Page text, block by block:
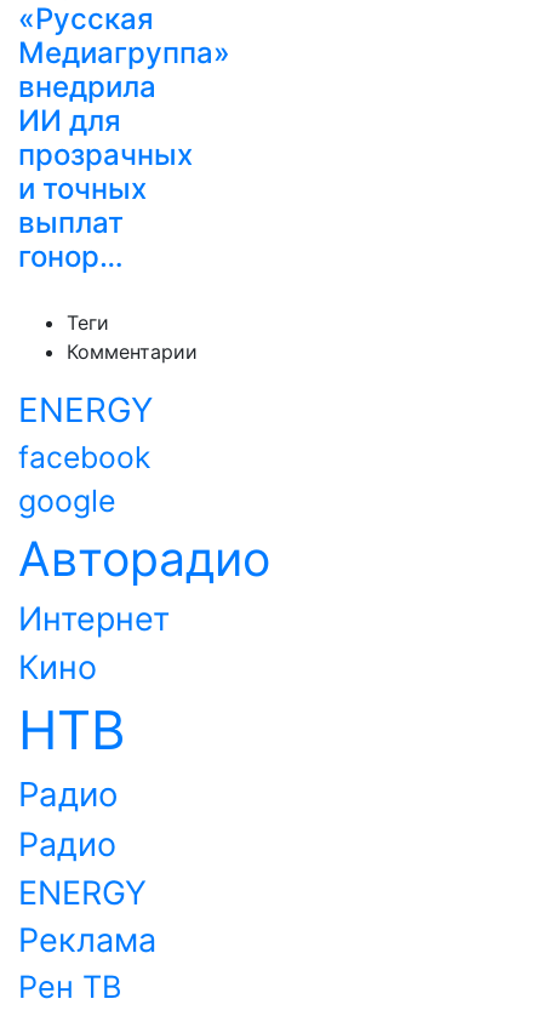
«Русская
Медиагруппа»
внедрила
ИИ для
прозрачных
и точных
выплат
гонор…
Теги
Комментарии
ENERGY
facebook
google
Авторадио
Интернет
Кино
НТВ
Радио
Радио
ENERGY
Реклама
Рен ТВ